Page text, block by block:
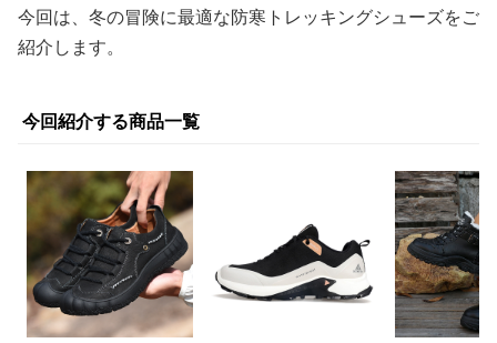
今回は、冬の冒険に最適な防寒トレッキングシューズをご
紹介します。
今回紹介する商品一覧